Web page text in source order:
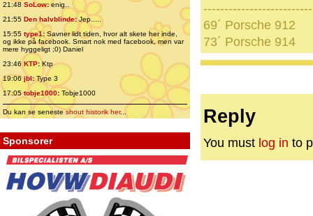
21:48 SoLow:enig..
21:55 Den halvblinde:Jep.....
15:55 type1:Savner lidt tiden, hvor alt skete her inde,
og ikke på facebook. Smart nok med facebook, men var
mere hyggeligt ;0) Daniel
23:46 KTP:Ktp
19:06jbl:Type 3
17:05tobje1000: Tobje1000
Du kan se senesteshout historik her...
Sponsorer
69´ Porsche 912
73´ Porsche 914
Reply
You must log in to